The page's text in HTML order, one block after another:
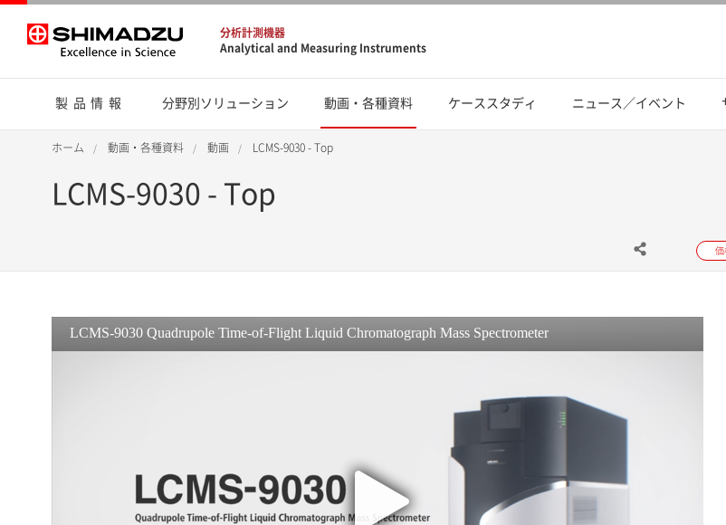
分析計測機器
Analytical and Measuring Instruments
製品情報 分野別ソリューション 動画・各種資料 ケーススタディ ニュース／イベント
ホーム 動画・各種資料 動画 LCMS-9030 - Top
LCMS-9030 - Top
価